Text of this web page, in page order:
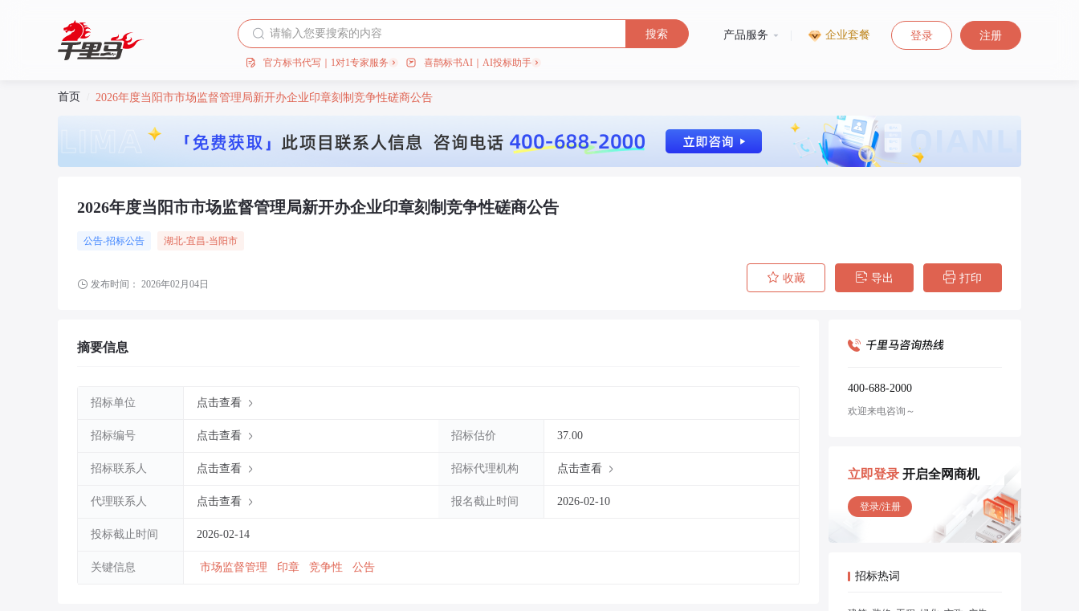
搜索
官方标书代写｜1对1专家服务 喜鹊标书AI｜AI投标助手
产品服务 企业套餐 登录 注册
首页 2026年度当阳市市场监督管理局新开办企业印章刻制竞争性磋商公告
2026年度当阳市市场监督管理局新开办企业印章刻制竞争性磋商公告
公告-招标公告 湖北-宜昌-当阳市
发布时间： 2026年02月04日 收藏 导出 打印
摘要信息
招标单位 点击查看
招标编号 点击查看 招标估价 37.00
招标联系人 点击查看 招标代理机构 点击查看
代理联系人 点击查看 报名截止时间 2026-02-10
投标截止时间 2026-02-14
关键信息 市场监督管理 印章 竞争性 公告
400-688-2000
欢迎来电咨询～
立即登录 开启全网商机
登录/注册
招标热词